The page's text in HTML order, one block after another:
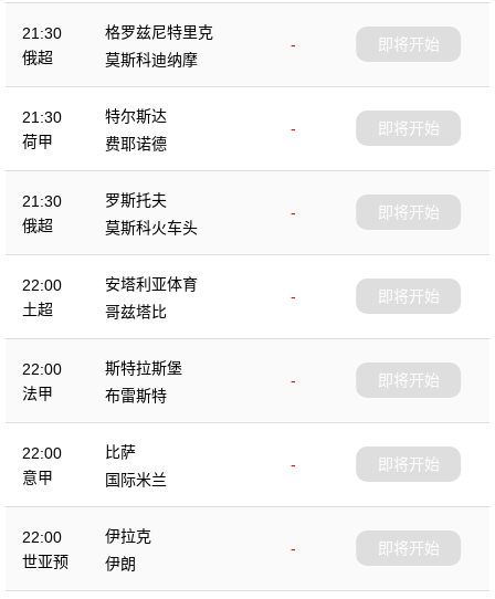
21:30
俄超
格罗兹尼特里克
-
莫斯科迪纳摩
即将开始
21:30
荷甲
特尔斯达
-
费耶诺德
即将开始
21:30
俄超
罗斯托夫
-
莫斯科火车头
即将开始
22:00
土超
安塔利亚体育
-
哥兹塔比
即将开始
22:00
法甲
斯特拉斯堡
-
布雷斯特
即将开始
22:00
意甲
比萨
-
国际米兰
即将开始
22:00
世亚预
伊拉克
-
伊朗
即将开始